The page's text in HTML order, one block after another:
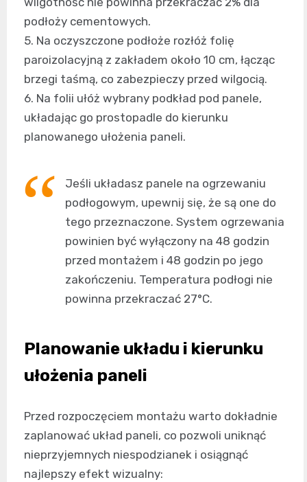
podłoży cementowych.
5. Na oczyszczone podłoże rozłóż folię
paroizolacyjną z zakładem około 10 cm, łącząc
brzegi taśmą, co zabezpieczy przed wilgocią.
6. Na folii ułóż wybrany podkład pod panele,
układając go prostopadle do kierunku
planowanego ułożenia paneli.
Jeśli układasz panele na ogrzewaniu
podłogowym, upewnij się, że są one do
tego przeznaczone. System ogrzewania
powinien być wyłączony na 48 godzin
przed montażem i 48 godzin po jego
zakończeniu. Temperatura podłogi nie
powinna przekraczać 27°C.
Planowanie układu i kierunku
ułożenia paneli
Przed rozpoczęciem montażu warto dokładnie
zaplanować układ paneli, co pozwoli uniknąć
nieprzyjemnych niespodzianek i osiągnąć
najlepszy efekt wizualny: